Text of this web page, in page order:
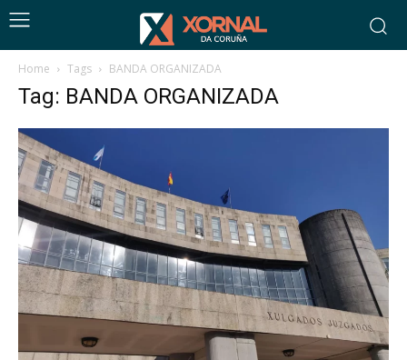
Home Tags BANDA ORGANIZADA
Tag: BANDA ORGANIZADA